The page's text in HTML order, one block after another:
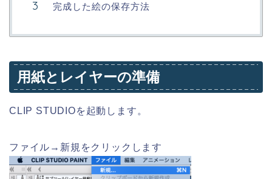
完成した絵の保存方法
用紙とレイヤーの準備
CLIP STUDIOを起動します。
ファイル→新規をクリックします